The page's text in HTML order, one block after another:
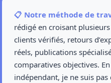
📋 Notre méthode de
rédigé en croisant
clients vérifiés, retours
réels, publications
comparatives objectives.
indépendant, je ne suis